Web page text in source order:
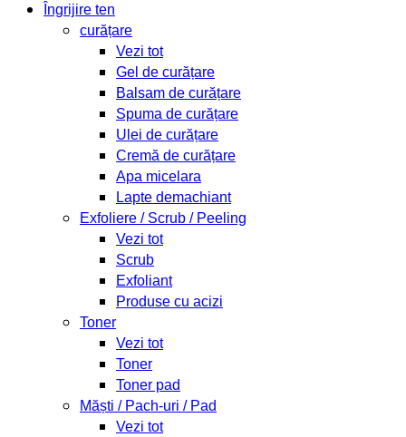
Îngrijire ten
curățare
Vezi tot
Gel de curățare
Balsam de curățare
Spuma de curățare
Ulei de curățare
Cremă de curățare
Apa micelara
Lapte demachiant
Exfoliere / Scrub / Peeling
Vezi tot
Scrub
Exfoliant
Produse cu acizi
Toner
Vezi tot
Toner
Toner pad
Măști / Pach-uri / Pad
Vezi tot